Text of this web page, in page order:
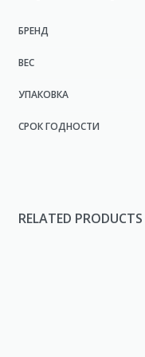
БРЕНД
ВЕС
УПАКОВКА
СРОК ГОДНОСТИ
RELATED PRODUCTS